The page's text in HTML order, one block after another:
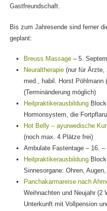
Gastfreundschaft.
Bis zum Jahresende sind ferner
geplant:
Breuss Massage – 5.
Neuraltherapie (nur für Ärzte,
med., habil. Horst Pöhlmann
(Terminänderung möglich)
Heilpraktikerausbildung
Hormonsystem, die
Hot Belly – ayurwedische
(noch max. 4 Plätze frei)
Ambulate Fastentage – 16.
Heilpraktikerausbildung
Sinnesorgane: Ohren,
Panchakarmareise nach
Weihnachten und Neujahr (2
Unterkunft mit Vollpension